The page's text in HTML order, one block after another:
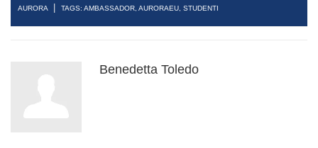
AURORA TAGS: AMBASSADOR AURORAEU STUDENTI
Benedetta Toledo